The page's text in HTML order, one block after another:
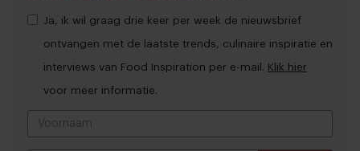
Ja, ik wil graag drie keer per week de nieuwsbrief
ontvangen met de laatste trends, culinaire inspiratie en
interviews van Food Inspiration per e-mail. Klik hier
voor meer informatie.